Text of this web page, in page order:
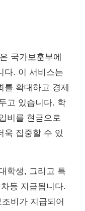
국가보훈부에
다. 이 서비스는
를 확대하고 경제
고 있습니다. 학
비를 현금으로
욱 집중할 수 있
학생, 그리고 특
등 지급됩니다.
비가 지급되어